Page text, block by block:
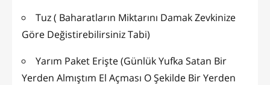
Tuz ( Baharatların Miktarını Damak Zevkinize
Göre Değistirebilirsiniz Tabi)
Yarım Paket Erişte (Günlük Yufka Satan Bir
Yerden Almıştım El Açması O Şekilde Bir Yerden